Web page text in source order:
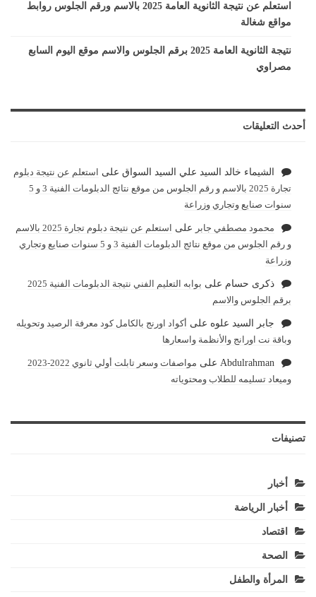
استعلم عن نتيجة الثانوية العامة 2025 بالاسم ورقم الجلوس روابط
مواقع شغالة
نتيجة الثانوية العامة 2025 برقم الجلوس والاسم موقع اليوم السابع
مصراوي
أحدث التعليقات
الشيماء خالد السيد علي السيد السواق على
استعلم عن نتيجة دبلوم
تجارة 2025 بالاسم و رقم الجلوس من موقع نتائج الدبلومات الفنية 3 و 5
سنوات صنايع وتجاري وزراعة
محمود مصطفي جابر على
استعلم عن نتيجة دبلوم تجارة 2025 بالاسم
و رقم الجلوس من موقع نتائج الدبلومات الفنية 3 و 5 سنوات صنايع وتجاري
وزراعة
ذكرى حسام على
بوابه التعليم الفني نتيجة الدبلومات الفنية 2025
برقم الجلوس والاسم
جابر السيد علوه على أكواد اورنج بالكامل كود معرفة الرصيد وتحويله
وباقة نت اورانج والأنظمة واسعارها
Abdulrahman على
مواصفات وسعر تابلت أولي ثانوي 2022-2023
وميعاد تسليمه للطلاب ومحتوياته
تصنيفات
أخبار
أخبار الرياضة
اقتصاد
الصحة
المرأة والطفل